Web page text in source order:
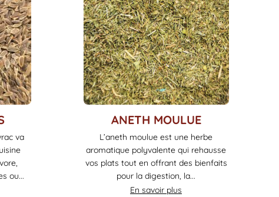
va
ou...
ANETH MOULUE
L’aneth moulue est une herbe
aromatique polyvalente qui rehausse
vos plats tout en offrant des bienfaits
pour la digestion, la...
En savoir plus
plusieurs
variations.